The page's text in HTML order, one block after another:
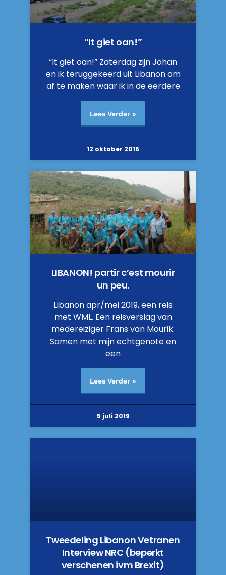
“It giet oan!”
“It giet oan!” Zaterdag zijn Johan
en ik teruggekeerd uit Libanon om
af te maken waar ik in de eerdere
Lees Verder »
12 oktober 2016
LIBANON! partir c’est mourir
un peu.
Libanon apr/mei 2019, een reis
met WML. Een reisverslag van
medereiziger Frans van Mourik.
Samen met mijn echtgenote en
een
Lees Verder »
5 juli 2019
Tweedeling Libanon Vetranen
Interview NRC (beperkt
verschenen ivm Brexit)